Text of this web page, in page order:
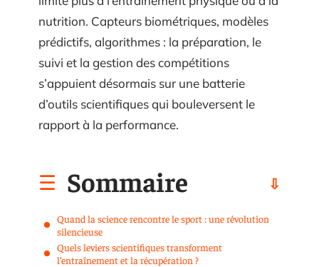
nutrition. Capteurs biométriques, modèles
prédictifs, algorithmes : la préparation, le
suivi et la gestion des compétitions
s’appuient désormais sur une batterie
d’outils scientifiques qui bouleversent le
rapport à la performance.
Sommaire
Quand la science rencontre le sport : une révolution
silencieuse
Quels leviers scientifiques transforment
l’entraînement et la récupération ?